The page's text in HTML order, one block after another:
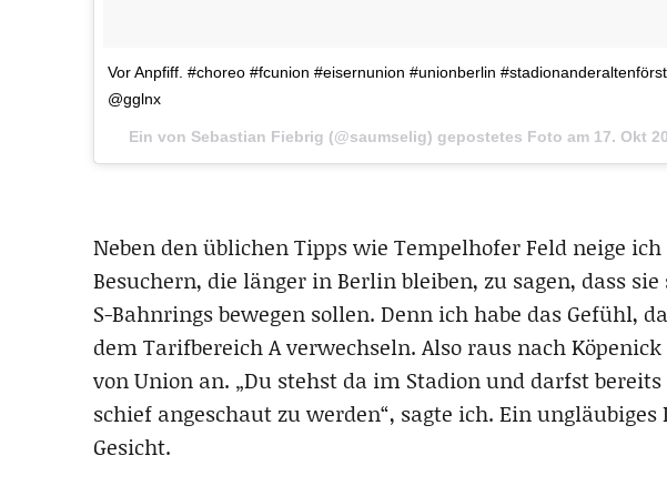
Vor Anpfiff. #choreo #fcunion #eisernunion #unionberlin
@gglnx
Ein von Sebastian Fiebrig (@saumselig) gepostetes Foto am 17. Okt
Neben den üblichen Tipps wie Tempelhofer Feld neige
Besuchern, die länger in Berlin bleiben, zu sagen, dass
S-Bahnrings bewegen sollen. Denn ich habe das Gefühl,
dem Tarifbereich A verwechseln. Also raus nach
von Union an. „Du stehst da im Stadion und darfst
schief angeschaut zu werden“, sagte ich. Ein
Gesicht.